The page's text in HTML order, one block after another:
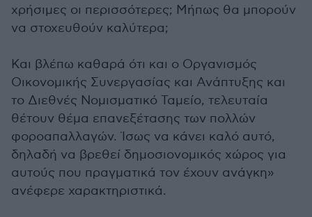
χρήσιμες οι περισσότερες; Μήπως θα μπορούν
να στοχευθούν καλύτερα;
Και βλέπω καθαρά ότι και ο Οργανισμός
Οικονομικής Συνεργασίας και Ανάπτυξης και
το Διεθνές Νομισματικό Ταμείο, τελευταία
θέτουν θέμα επανεξέτασης των πολλών
φοροαπαλλαγών. Ίσως να κάνει καλό αυτό,
δηλαδή να βρεθεί δημοσιονομικός χώρος για
αυτούς που πραγματικά τον έχουν ανάγκη»
ανέφερε χαρακτηριστικά.